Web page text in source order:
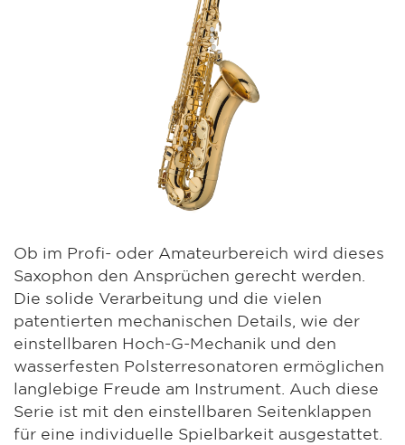
Ob im Profi- oder Amateurbereich wird dieses
Saxophon den Ansprüchen gerecht werden.
Die solide Verarbeitung und die vielen
patentierten mechanischen Details, wie der
einstellbaren Hoch-G-Mechanik und den
wasserfesten Polsterresonatoren ermöglichen
langlebige Freude am Instrument. Auch diese
Serie ist mit den einstellbaren Seitenklappen
für eine individuelle Spielbarkeit ausgestattet.